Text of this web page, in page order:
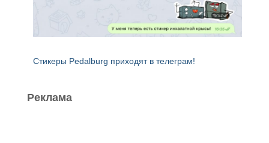
Стикеры Pedalburg приходят в телеграм!
Реклама